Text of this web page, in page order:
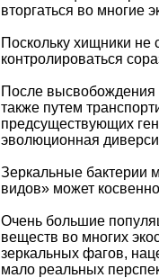
вторгаться во многие
Поскольку хищники не
контролироваться
После высвобождения
также путем
предсуществующих
эволюционная
Зеркальные бактерии
видов» может
Очень большие
веществ во многих
зеркальных фагов,
мало реальных